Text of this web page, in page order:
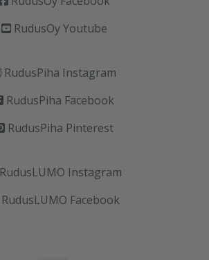
RudusOy Youtube
RudusPiha Instagram
RudusPiha Facebook
RudusPiha Pinterest
RudusLUMO Instagram
RudusLUMO Facebook